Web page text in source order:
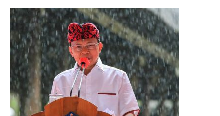
Serangkaian
HKG
PKK
ke-
47,
Bali
Raih
3
Penghargaan